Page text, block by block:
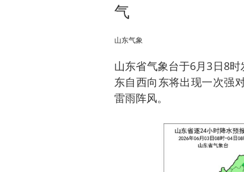
气
山东气象
山东省气象台于6月3日8
东自西向东将出现一次强
雷雨阵风。